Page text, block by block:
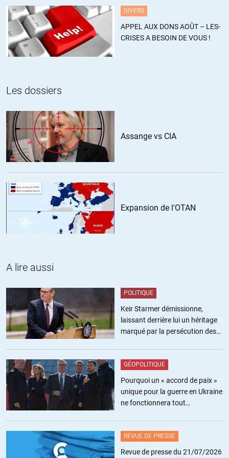
+19 ALERTER
rototo//30.01.2015 à 17h05
et les brulaient vifs ou les enterraient vivants, peut etre n’y verriez
vous aucun inconvenient… Ou alors vous avez un sérieux
http://www.metronews.fr/info/le-fait-divers-du-jour-elle-tue-son-
fils-parce-qu-elle-pense-qu-il-est-gay/mncC!aAjh3FVprfpS6/
http://www.yzgeneration.com/3-ans-et-demi-pour-avoir-brule-vif-
un-adolescent-gay/
http://www.parismatch.com/Actu/Societe/Condamnes-pour-
avoir-enterre-vivant-un-couple-gay-145059
ALERTER
+1
georges dubuis 30.01.2015 à 23h51
moment…stephp
bleurp//01.02.2015 à 15h24
allez faire un tour ici dans ce cas:
https://www.youtube.com/watch?v=O0xKqYUKQuM
DIVERS
APPEL AUX DONS AOÛT – LES-
CRISES A BESOIN DE VOUS !
Les dossiers
Assange vs CIA
Expansion de l'OTAN
A lire aussi
POLITIQUE
Keir Starmer démissionne,
laissant derrière lui un héritage
marqué par la persécution des
GÉOPOLITIQUE
Pourquoi un « accord de paix »
unique pour la guerre en Ukraine
ne fonctionnera tout
REVUE DE PRESSE
Revue de presse du 21/07/2026